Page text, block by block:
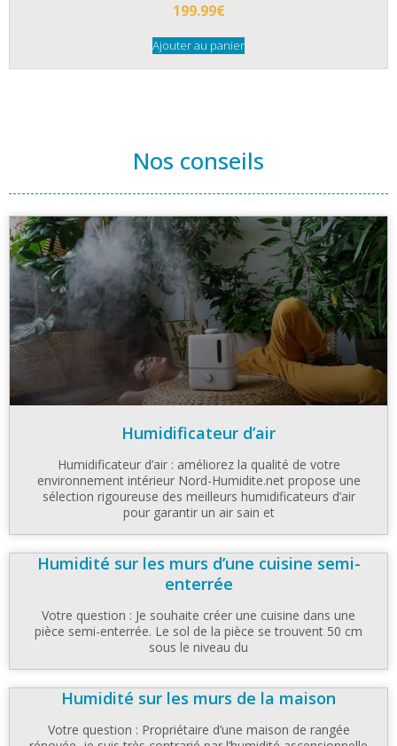
199.99€
Ajouter au panier
Nos conseils
Humidificateur d’air
Humidificateur d’air : améliorez la qualité de votre
environnement intérieur Nord-Humidite.net propose une
sélection rigoureuse des meilleurs humidificateurs d’air
pour garantir un air sain et
Humidité sur les murs d’une cuisine semi-
enterrée
Votre question : Je souhaite créer une cuisine dans une
pièce semi-enterrée. Le sol de la pièce se trouvent 50 cm
sous le niveau du
Humidité sur les murs de la maison
Votre question : Propriétaire d’une maison de rangée